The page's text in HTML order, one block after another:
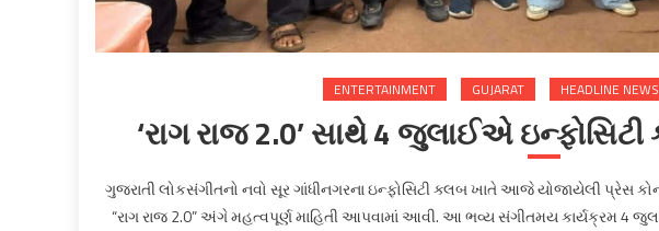
ENTERTAINMENT GUJARAT HEADLINE NEWS
‘રાગ રાજ 2.0’ સાથે 4 જુલાઈએ
ગુજરાતી લોકસંગીતનો નવો સૂર ગાંધીનગરના ઇન્ફોસિટી ક્લબ ખાતે આજે યોજાયેલી પ્રેસ
“રાગ રાજ 2.0” અંગે મહત્વપૂર્ણ માહિતી આપવામાં આવી. આ ભવ્ય સંગીતમય કાર્યક્રમ 4